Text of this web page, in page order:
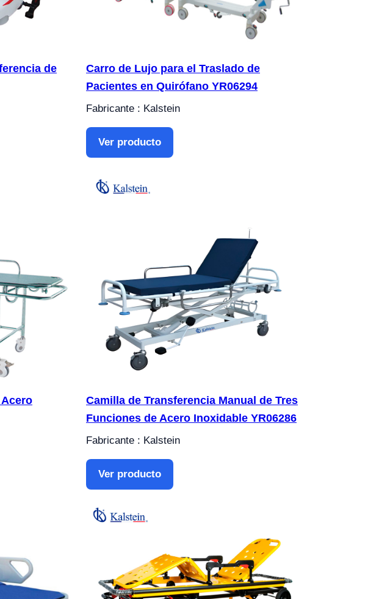
de
Carro de Lujo para el Traslado de
Pacientes en Quirófano YR06294
Fabricante : Kalstein
Ver producto
Camilla de Transferencia Manual de Tres
Funciones de Acero Inoxidable YR06286
Fabricante : Kalstein
Ver producto